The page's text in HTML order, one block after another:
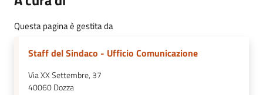
Questa pagina è gestita da
Staff del Sindaco - Ufficio Comunicazione
Via XX Settembre, 37
40060Dozza